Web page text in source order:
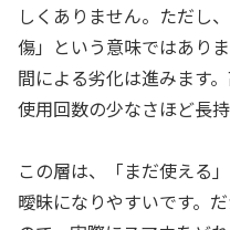
しくありません。ただし
傷」という意味ではあり
間による劣化は進みます
使用回数の少なさほど長
この層は、「まだ使える
曖昧になりやすいです。